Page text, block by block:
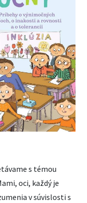
s témou
oci, každý je
v súvislosti s